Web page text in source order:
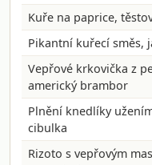
Kuře na paprice,
Pikantní kuřecí směs,
Vepřové krkovička z
americký brambor
Plnění knedlíky
cibulka
Rizoto s vepřovým